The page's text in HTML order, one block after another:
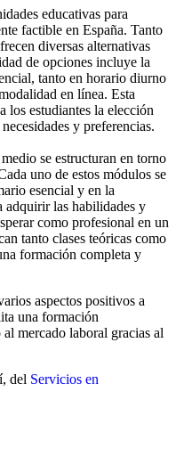
educativas para
factible en España. Tanto
diversas alternativas
de opciones incluye la
tanto en horario diurno
en línea. Esta
los estudiantes la elección
y preferencias.
se estructuran en torno
uno de estos módulos se
esencial y en la
adquirir las habilidades y
como profesional en un
tanto clases teóricas como
formación completa y
aspectos positivos a
una formación
mercado laboral gracias al
del Servicios en